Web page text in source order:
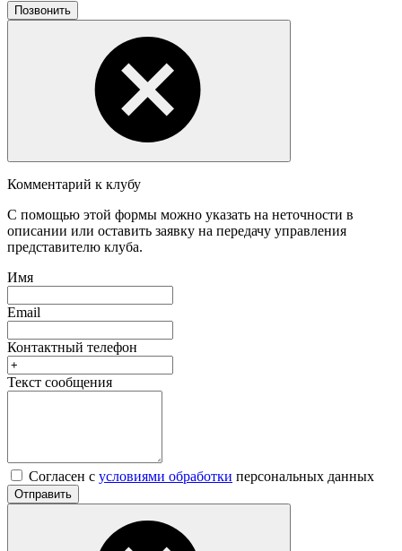
Позвонить
Комментарий к клубу
С помощью этой формы можно указать на неточности в
описании или оставить заявку на передачу управления
представителю клуба.
Имя
Email
Контактный телефон
Текст сообщения
Согласен с условиями обработки персональных данных
Отправить